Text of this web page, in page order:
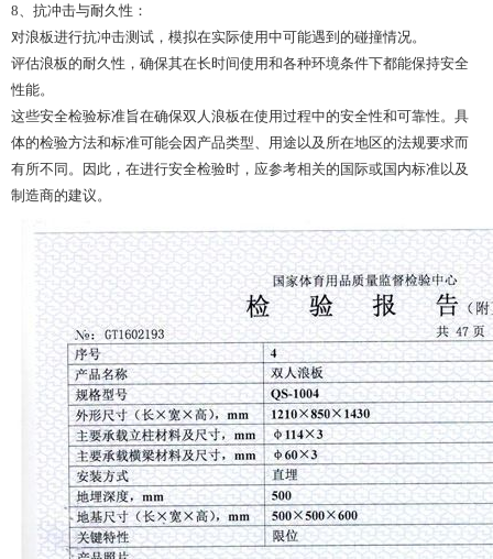
8、抗冲击与耐久性：
对浪板进行抗冲击测试，模拟在实际使用中可能遇到的碰撞情况。
评估浪板的耐久性，确保其在长时间使用和各种环境条件下都能保持安全
性能。
这些安全检验标准旨在确保双人浪板在使用过程中的安全性和可靠性。具
体的检验方法和标准可能会因产品类型、用途以及所在地区的法规要求而
有所不同。因此，在进行安全检验时，应参考相关的国际或国内标准以及
制造商的建议。